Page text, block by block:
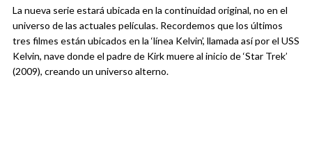
La nueva serie estará ubicada en la continuidad original, no en el
universo de las actuales películas. Recordemos que los últimos
tres filmes están ubicados en la ‘línea Kelvin’, llamada así por el USS
Kelvin, nave donde el padre de Kirk muere al inicio de ‘Star Trek’
(2009), creando un universo alterno.